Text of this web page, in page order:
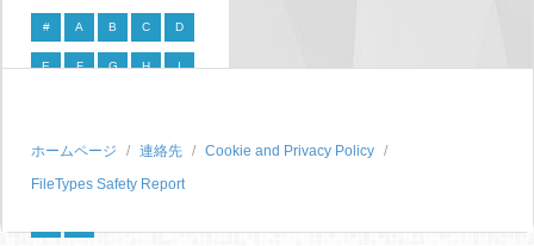
# A B C D
E F G H I
P Q R S
T U V W X
ホームページ 連絡先
Cookie and Privacy Policy
FileTypes Safety Report